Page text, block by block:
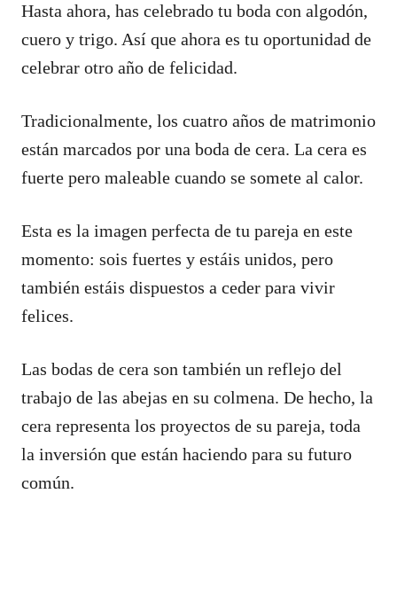
Hasta ahora, has celebrado tu boda con algodón,
cuero y trigo. Así que ahora es tu oportunidad de
celebrar otro año de felicidad.
Tradicionalmente, los cuatro años de matrimonio
están marcados por una boda de cera. La cera es
fuerte pero maleable cuando se somete al calor.
Esta es la imagen perfecta de tu pareja en este
momento: sois fuertes y estáis unidos, pero
también estáis dispuestos a ceder para vivir
felices.
Las bodas de cera son también un reflejo del
trabajo de las abejas en su colmena. De hecho, la
cera representa los proyectos de su pareja, toda
la inversión que están haciendo para su futuro
común.